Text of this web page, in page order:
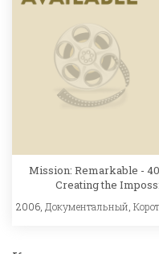
Mission: Remarkable -
Creating the
2006, Документальный